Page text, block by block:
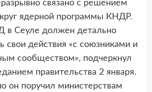
связано с решением
ядерной программы КНДР.
в Сеуле должен детально
свои действия «с союзниками и
сообществом», подчеркнул
правительства 2 января.
он поручил министерствам